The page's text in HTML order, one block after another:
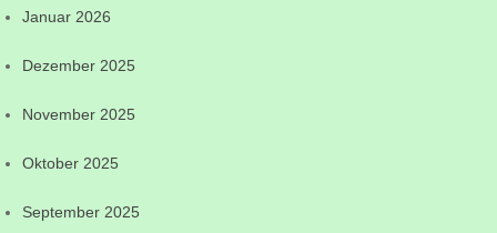
Januar 2026
Dezember 2025
November 2025
Oktober 2025
September 2025